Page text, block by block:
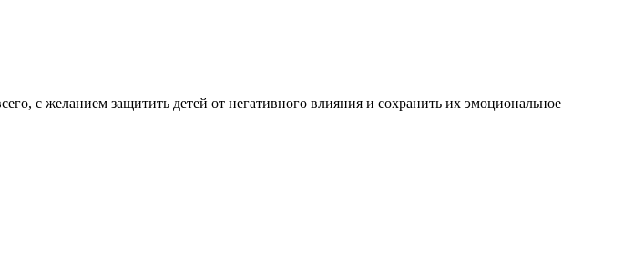
с желанием защитить детей от негативного влияния и сохранить их эмоциональное